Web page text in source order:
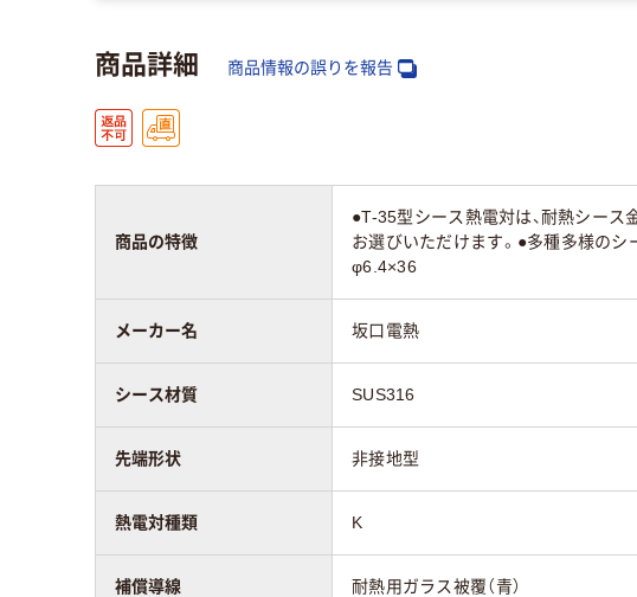
商品詳細 商品情報の誤りを報告
商品の特徴
●T-35型シース熱電対は、耐熱シース
お選びいただけます。●多種多様のシ
φ6.4×36
メーカー名 坂口電熱
シース材質 SUS316
先端形状 非接地型
熱電対種類 K
補償導線 耐熱用ガラス被覆（青）